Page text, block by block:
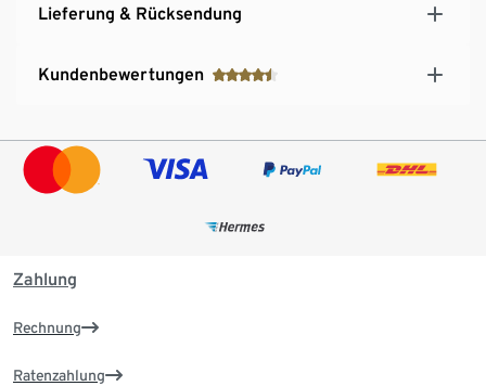
Lieferung & Rücksendung
Kundenbewertungen
Zahlung
Rechnung
Ratenzahlung